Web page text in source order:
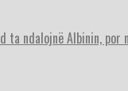
ta ndalojnë Albinin,